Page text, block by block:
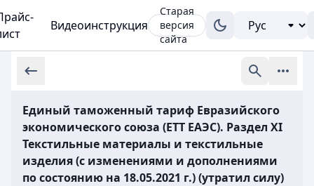
Видеоинструкция
Старая
версия
сайта
Единый таможенный тариф Евразийского
экономического союза (ЕТТ ЕАЭС). Раздел XI
Текстильные материалы и текстильные
изделия (с изменениями и дополнениями
по состоянию на 18.05.2021 г.) (утратил силу)